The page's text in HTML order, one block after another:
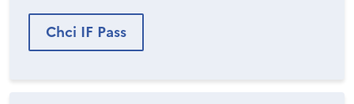
Chci IF Pass